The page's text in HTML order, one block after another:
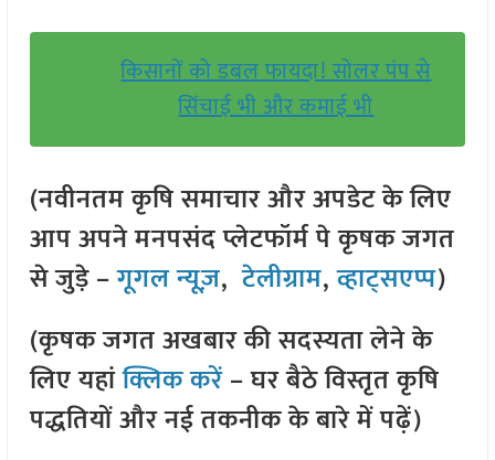
किसानों को डबल फायदा! सोलर पंप से
सिंचाई भी और कमाई भी
(नवीनतम कृषि समाचार और अपडेट के लिए
आप अपने मनपसंद प्लेटफॉर्म पे कृषक जगत
से जुड़े –गूगल न्यूज़,टेलीग्राम,व्हाट्सएप्प)
(कृषक जगत अखबार की सदस्यता लेने के
लिए यहांक्लिक करें– घर बैठे विस्तृत कृषि
पद्धतियों और नई तकनीक के बारे में पढ़ें)